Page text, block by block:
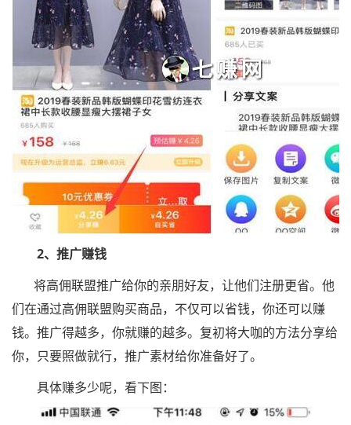
2、推广赚钱
将高佣联盟推广给你的亲朋好友，让他们注册更省。他
们在通过高佣联盟购买商品，不仅可以省钱，你还可以赚
钱。推广得越多，你就赚的越多。复初将大咖的方法分享给
你，只要照做就行，推广素材给你准备好了。
具体赚多少呢，看下图：